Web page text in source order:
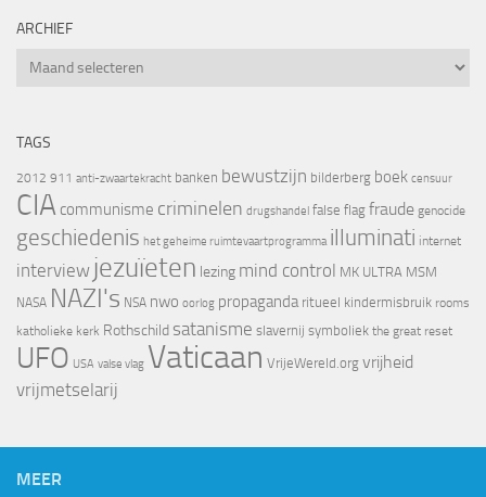
ARCHIEF
Archief
TAGS
2012 911 anti-zwaartekracht banken bewustzijn bilderberg boek censuur
CIA communisme criminelen drugshandel false flag fraude genocide
geschiedenis het geheime ruimtevaartprogramma illuminati internet
interview jezuïeten lezing mind control MK ULTRA MSM
NASA NAZI's NSA nwo oorlog propaganda ritueel kindermisbruik rooms
katholieke kerk Rothschild satanisme slavernij symboliek the great reset
UFO USA valse vlag Vaticaan VrijeWereld.org vrijheid
vrijmetselarij
MEER